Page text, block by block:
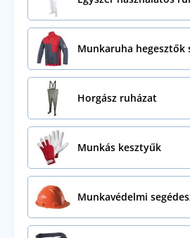
Munkaruha hegesztők
Horgász ruházat
Munkás kesztyűk
Munkavédelmi